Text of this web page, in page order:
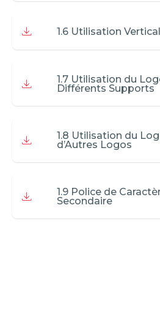
1.6 Utilisation
1.7 Utilisation du
Différents Supports
1.8 Utilisation du
d’Autres Logos
1.9 Police de
Secondaire